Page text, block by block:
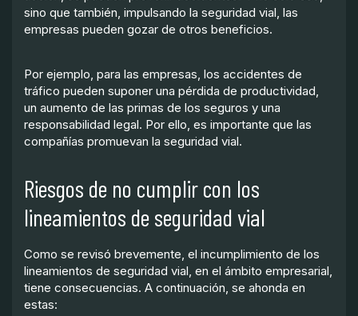
sino que también, impulsando la seguridad vial, las
empresas pueden gozar de otros beneficios.
Por ejemplo, para las empresas, los accidentes de
tráfico pueden suponer una pérdida de productividad,
un aumento de las primas de los seguros y una
responsabilidad legal. Por ello, es importante que las
compañías promuevan la seguridad vial.
Riesgos de no cumplir con los
lineamientos de seguridad vial
Como se revisó brevemente, el incumplimiento de los
lineamientos de seguridad vial, en el ámbito empresarial,
tiene consecuencias. A continuación, se ahonda en
estas: